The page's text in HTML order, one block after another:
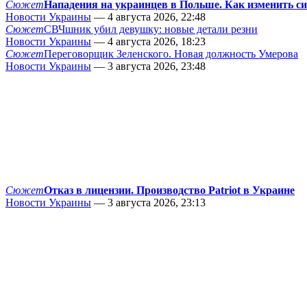
СюжетНападения на украинцев в Польше. Как изменить
Новости Украины — 4 августа 2026, 22:48
СюжетСВЧшник убил девушку: новые детали резни
Новости Украины — 4 августа 2026, 18:23
СюжетПереговорщик Зеленского. Новая должность Умерова
Новости Украины — 3 августа 2026, 23:48
СюжетОтказ в лицензии. Производство Patriot в Украине
Новости Украины — 3 августа 2026, 23:13